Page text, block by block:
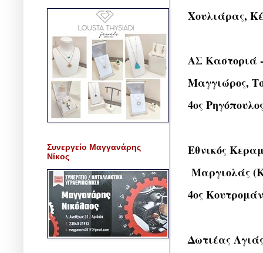
Χουλιάρας,
ΑΣ Καστοριά
Μαγγιώρος,
4ος
Εθνικός
Μαργιολάς
4ος
Δωτιέας
Συνεργείο Μαγγανάρης
Νίκος